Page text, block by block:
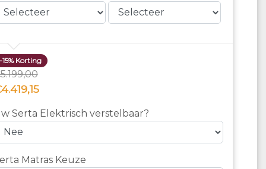
15% Korting
Serta Elektrisch verstelbaar?
Matras Keuze